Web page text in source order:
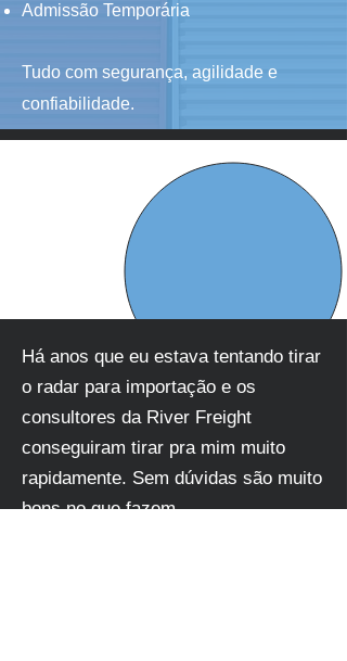
Admissão Temporária
Tudo com segurança, agilidade e
confiabilidade.
Há anos que eu estava tentando tirar
o radar para importação e os
consultores da River Freight
conseguiram tirar pra mim muito
rapidamente. Sem dúvidas são muito
bons no que fazem.